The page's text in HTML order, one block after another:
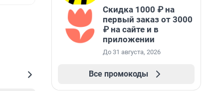
Скидка 1000 ₽ на
первый заказ от 3000
₽ на сайте и в
приложении
До 31 августа, 2026
Все промокоды